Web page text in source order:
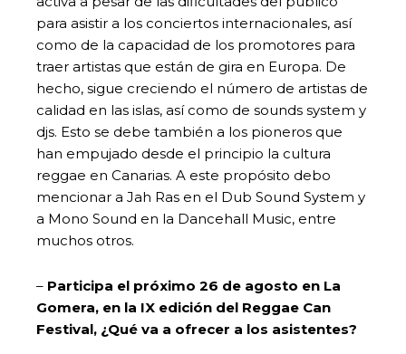
para asistir a los conciertos internacionales, así
como de la capacidad de los promotores para
traer artistas que están de gira en Europa. De
hecho, sigue creciendo el número de artistas de
calidad en las islas, así como de sounds system y
djs. Esto se debe también a los pioneros que
han empujado desde el principio la cultura
reggae en Canarias. A este propósito debo
mencionar a Jah Ras en el Dub Sound System y
a Mono Sound en la Dancehall Music, entre
muchos otros.
– Participa el próximo 26 de agosto en La
Gomera, en la IX edición del Reggae Can
Festival, ¿Qué va a ofrecer a los asistentes?